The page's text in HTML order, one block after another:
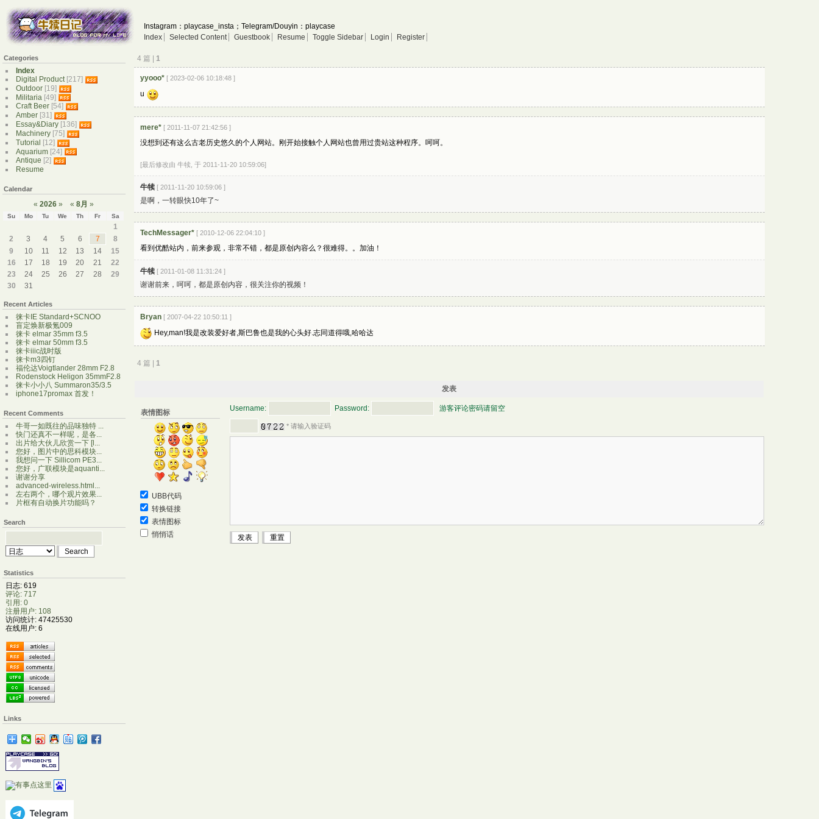
Instagram：playcase_insta；Telegram/Douyin：playcase
Index
Selected Content Guestbook Resume Toggle Sidebar Login Register
4 篇 | 1
yyooo* [ 2023-02-06 10:18:48 ]
u
mere* [ 2011-11-07 21:42:56 ]
没想到还有这么古老历史悠久的个人网站。刚开始接触个人网站也曾用过贵站这种程序。呵呵。
[最后修改由 牛犊, 于 2011-11-20 10:59:06]
牛犊 [ 2011-11-20 10:59:06 ]
是啊，一转眼快10年了~
TechMessager* [ 2010-12-06 22:04:10 ]
看到优酷站内，前来参观，非常不错，都是原创内容么？很难得。。加油！
牛犊 [ 2011-01-08 11:31:24 ]
谢谢前来，呵呵，都是原创内容，很关注你的视频！
Bryan [ 2007-04-22 10:50:11 ]
Hey,man!我是改装爱好者,斯巴鲁也是我的心头好.志同道得哦,哈哈达
4 篇 | 1
发表
表情图标
UBB代码
转换链接
表情图标
悄悄话
Username: Password: 游客评论密码请留空
* 请输入验证码
Categories
Index
Digital Product[217]
Outdoor [19]
Militaria [49]
Craft Beer [54]
Amber [31]
Essay&Diary [136]
Machinery [75]
Tutorial [12]
Aquarium [24]
Antique [2]
Resume
Calendar
« 2026 » « 8月 »
Su Mo Tu We Th Fr Sa
1
2
3 4 5 6 7
8
9
10 11 12 13 14
15
16
17 18 19 20 21
22
23
24 25 26 27 28
29
30
31
Recent Articles
徕卡IE Standard+SCNOO
盲定焕新极氪009
徕卡 elmar 35mm f3.5
徕卡 elmar 50mm f3.5
徕卡iiic战时版
徕卡m3四钉
福伦达Voigtlander 28mm F2.8
Rodenstock Heligon 35mmF2.8
徕卡小小八 Summaron35/3.5
iphone17promax 首发！
Recent Comments
牛哥一如既往的品味独特 ...
快门还真不一样呢，是各...
出片给大伙儿欣赏一下 [l...
您好，图片中的思科模块...
我想问一下 Sillicom PE3...
您好，广联模块是aquanti...
谢谢分享
advanced-wireless.html...
左右两个，哪个观片效果...
片框有自动换片功能吗？
Search
Statistics
日志: 619
评论: 717
引用: 0
注册用户: 108
访问统计: 47425530
在线用户: 6
Links